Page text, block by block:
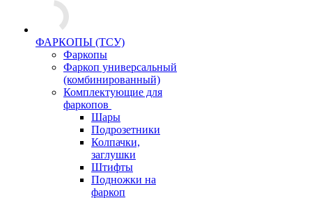
ФАРКОПЫ (ТСУ)
Фаркопы
Фаркоп универсальный
(комбинированный)
Комплектующие для
фаркопов
Шары
Подрозетники
Колпачки,
заглушки
Штифты
Подножки на
фаркоп